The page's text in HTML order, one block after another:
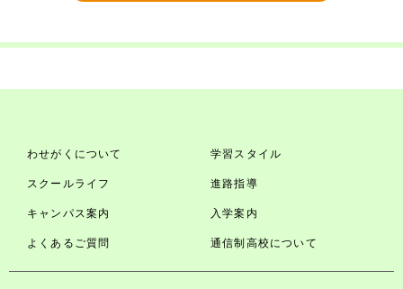
わせがくについて 学習スタイル
スクールライフ 進路指導
キャンパス案内 入学案内
よくあるご質問 通信制高校について